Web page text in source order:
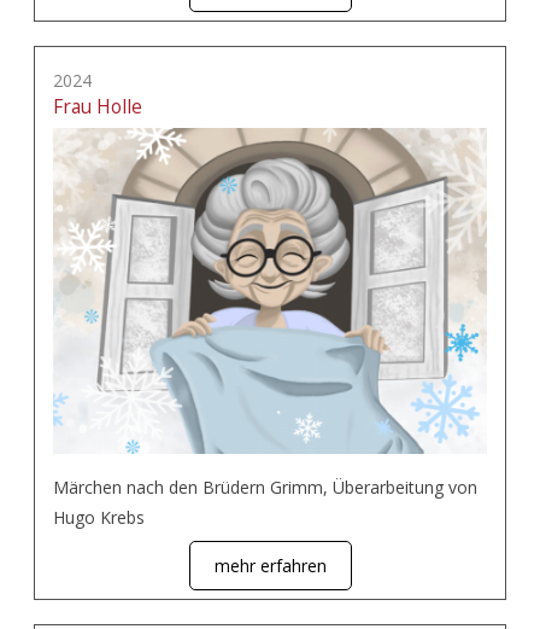
2024
Frau Holle
Märchen nach den Brüdern Grimm, Überarbeitung von
Hugo Krebs
mehr erfahren